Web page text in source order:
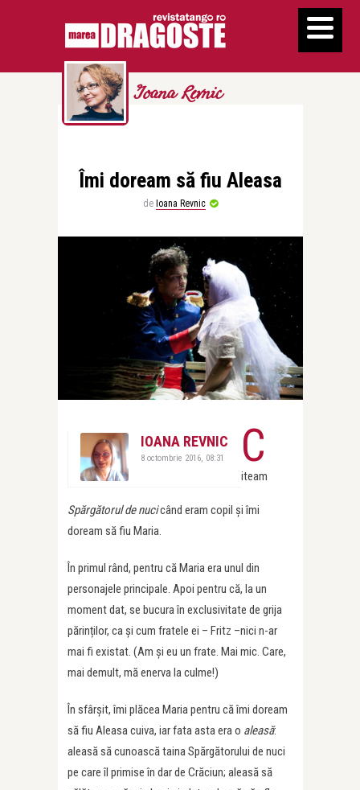
Ioana Revnic
Îmi doream să fiu Aleasa
de Ioana Revnic
IOANA REVNIC
8 octombrie 2016, 08:31 C
iteam
Spărgătorul de nucicând eram copil și îmi
doream să fiu Maria.
În primul rând, pentru că Maria era unul din
personajele principale. Apoi pentru că, la un
moment dat, se bucura în exclusivitate de grija
părinților, ca și cum fratele ei – Fritz –nici n-ar
mai fi existat. (Am și eu un frate. Mai mic. Care,
mai demult, mă enerva la culme!)
În sfârșit, îmi plăcea Maria pentru că îmi doream
să fiu Aleasa cuiva, iar fata asta era o aleasă:
aleasă să cunoască taina Spărgătorului de nuci
pe care îl primise în dar de Crăciun; aleasă să